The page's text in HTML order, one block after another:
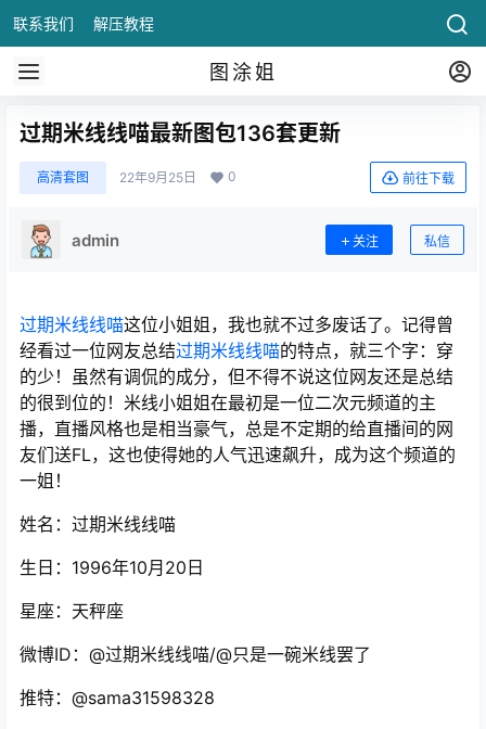
联系我们 解压教程
图涂姐
过期米线线喵最新图包136套更新
高清套图 22年9月25日 0 前往下载
admin 关注 私信
过期米线线喵这位小姐姐，我也就不过多废话了。记得曾
经看过一位网友总结过期米线线喵的特点，就三个字：穿
的少！虽然有调侃的成分，但不得不说这位网友还是总结
的很到位的！米线小姐姐在最初是一位二次元频道的主
播，直播风格也是相当豪气，总是不定期的给直播间的网
友们送FL，这也使得她的人气迅速飙升，成为这个频道的
一姐！
姓名：过期米线线喵
生日：1996年10月20日
星座：天秤座
微博ID：@过期米线线喵/@只是一碗米线罢了
推特：@sama31598328